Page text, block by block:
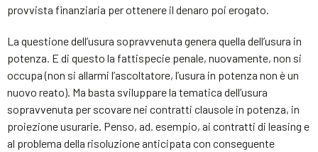
provvista finanziaria per ottenere il denaro poi erogato.
La questione dell’usura sopravvenuta genera quella dell’usura in
potenza. E di questo la fattispecie penale, nuovamente, non si
occupa (non si allarmi l’ascoltatore, l’usura in potenza non è un
nuovo reato). Ma basta sviluppare la tematica dell’usura
sopravvenuta per scovare nei contratti clausole in potenza, in
proiezione usurarie. Penso, ad. esempio, ai contratti di leasing e
al problema della risoluzione anticipata con conseguente